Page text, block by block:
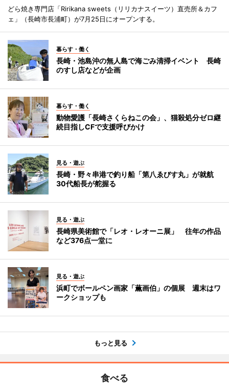
どら焼き専門店「Ririkana sweets（リリカナスイーツ）直売所＆カフ
ェ」（長崎市長浦町）が7月25日にオープンする。
暮らす・働く
長崎・池島沖の無人島で海ごみ清掃イベント 長崎
のすし店などが企画
暮らす・働く
動物愛護「長崎さくらねこの会」、猫殺処分ゼロ継
続目指しCFで支援呼びかけ
見る・遊ぶ
長崎・野々串港で釣り船「第八ゑびす丸」が就航
30代船長が舵握る
見る・遊ぶ
長崎県美術館で「レオ・レオーニ展」 往年の作品
など376点一堂に
見る・遊ぶ
浜町でボールペン画家「薫画伯」の個展 週末はワ
ークショップも
もっと見る
食べる